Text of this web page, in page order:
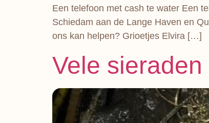
Een telefoon met cash te water Een
Schiedam aan de Lange Haven en
ons kan helpen? Grioetjes Elvira […]
Vele